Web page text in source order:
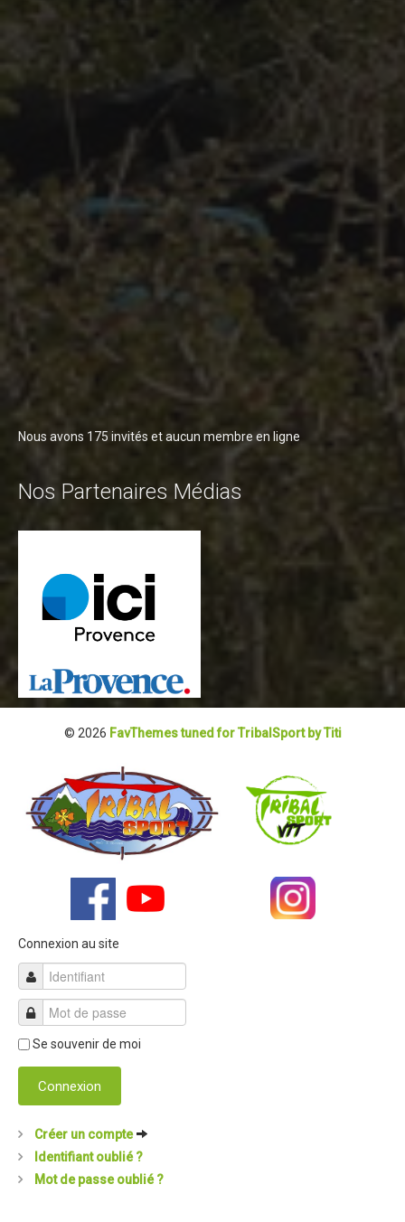
Nous avons 175 invités et aucun membre en ligne
Nos Partenaires Médias
© 2026 FavThemes tuned for TribalSport by Titi
Connexion au site
Se souvenir de moi
Connexion
Créer un compte
Identifiant oublié ?
Mot de passe oublié ?